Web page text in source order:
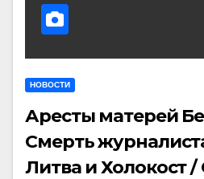
НОВОСТИ
Аресты матерей
Смерть
Литва и Холокост /